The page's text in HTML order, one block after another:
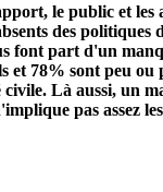
le public et les
des politiques
font part d'un
et 78% sont peu ou
civile. Là aussi, un
pas assez